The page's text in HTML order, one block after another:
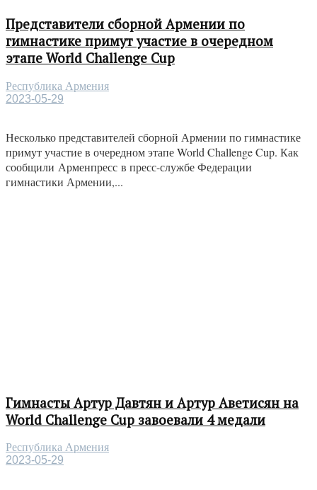
Представители сборной Армении по
гимнастике примут участие в очередном
этапе World Challenge Cup
Республика Армения
2023-05-29
Несколько представителей сборной Армении по гимнастике
примут участие в очередном этапе World Challenge Cup. Как
сообщили Арменпресс в пресс-службе Федерации
гимнастики Армении,...
Гимнасты Артур Давтян и Артур Аветисян на
World Challenge Cup завоевали 4 медали
Республика Армения
2023-05-29